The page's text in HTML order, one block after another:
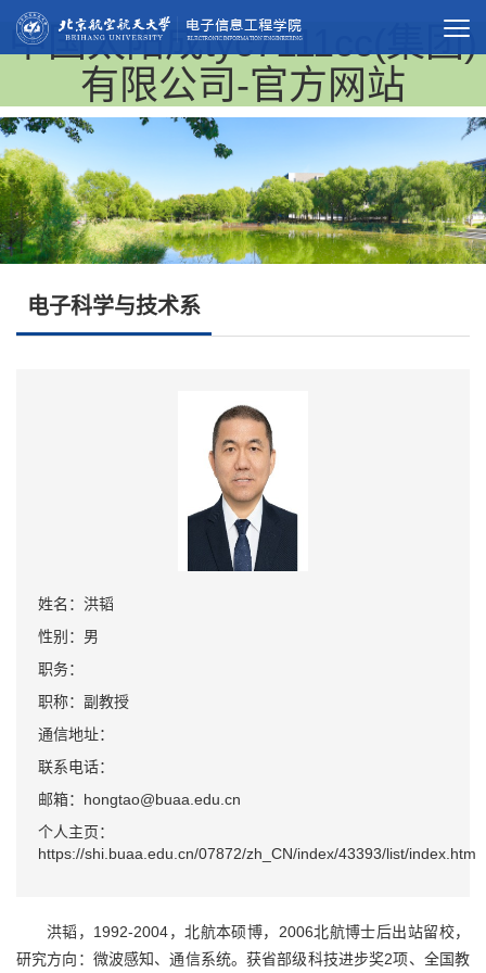
中国太阳成tyc7111cc(集团)
有限公司-官方网站
电子科学与技术系
姓名：洪韬
性别：男
职务：
职称：副教授
通信地址：
联系电话：
邮箱：hongtao@buaa.edu.cn
个人主页：
https://shi.buaa.edu.cn/07872/zh_CN/index/43393/list/index.htm
洪韬，1992-2004，北航本硕博，2006北航博士后出站留校，
研究方向：微波感知、通信系统。获省部级科技进步奖2项、全国教